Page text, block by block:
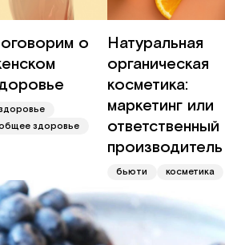
о
здоровье
Натуральная
органическая
косметика:
маркетинг или
ответственный
производитель
бьюти косметика